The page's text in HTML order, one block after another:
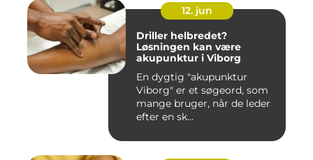
12. jun
Driller helbredet?
Løsningen kan være
akupunktur i Viborg
En dygtig "akupunktur
Viborg" er et søgeord, som
mange bruger, når de leder
efter en sk...